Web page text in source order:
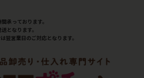
承っております。
となります。
翌営業日のご対応となります。